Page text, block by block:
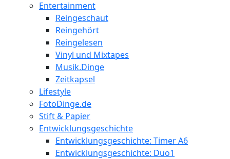
Entertainment
Reingeschaut
Reingehört
Reingelesen
Vinyl und Mixtapes
Musik.Dinge
Zeitkapsel
Lifestyle
FotoDinge.de
Stift & Papier
Entwicklungsgeschichte
Entwicklungsgeschichte: Timer A6
Entwicklungsgeschichte: Duo1